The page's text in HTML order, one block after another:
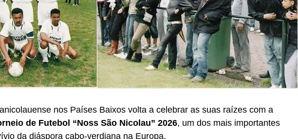
nos Países Baixos volta a celebrar as suas raízes com a
de Futebol “Noss São Nicolau” 2026, um dos mais importantes
da diáspora cabo-verdiana na Europa.